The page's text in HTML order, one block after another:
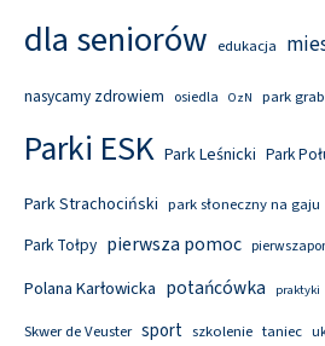
dla seniorów edukacja
nasycamy zdrowiem osiedla OzN park
Parki ESK Park Leśnicki Park
Park Strachociński park słoneczny na gaju
Park Tołpy pierwsza pomoc
Polana Karłowicka potańcówka praktyki
Skwer de Veuster sport szkolenie taniec